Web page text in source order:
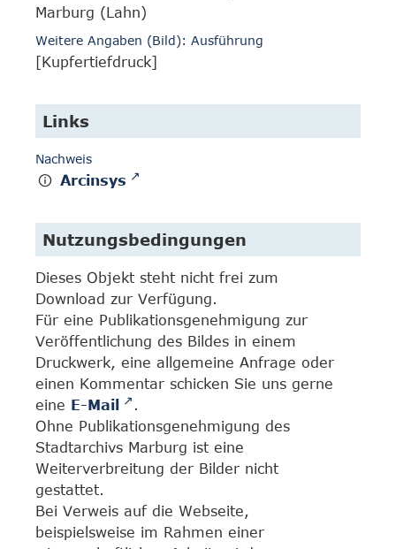
Marburg (Lahn)
Weitere Angaben (Bild): Ausführung
[Kupfertiefdruck]
Links
Nachweis
Arcinsys
Nutzungsbedingungen
Dieses Objekt steht nicht frei zum
Download zur Verfügung.
Für eine Publikationsgenehmigung zur
Veröffentlichung des Bildes in einem
Druckwerk, eine allgemeine Anfrage oder
einen Kommentar schicken Sie uns gerne
eine E-Mail
.
Ohne Publikationsgenehmigung des
Stadtarchivs Marburg ist eine
Weiterverbreitung der Bilder nicht
gestattet.
Bei Verweis auf die Webseite,
beispielsweise im Rahmen einer